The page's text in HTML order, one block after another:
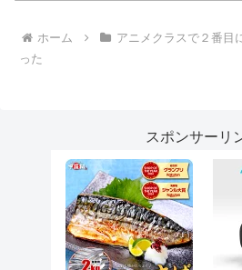
ホーム
アニメクラスで２番目
った
スポンサーリ